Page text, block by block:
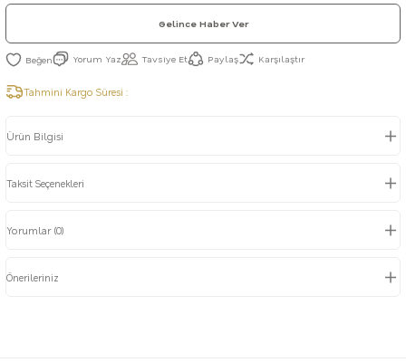
Gelince Haber Ver
Yorum Yaz Tavsiye Et Paylaş Karşılaştır
Tahmini Kargo Süresi :
Ürün Bilgisi
Taksit Seçenekleri
Yorumlar (0)
Önerileriniz